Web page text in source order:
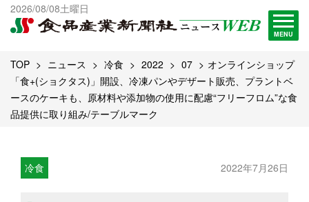
2026/08/08土曜日
MENU
出版物一覧へ
試読・購読申し込み
TOP ニュース 冷食 2022 07
オンラインショップ
「食+(ショクタス)」開設、冷凍パンやデザート販売、プラントベ
ースのケーキも、原材料や添加物の使用に配慮“フリーフロム”な食
品提供に取り組み/テーブルマーク
冷食 2022年7月26日